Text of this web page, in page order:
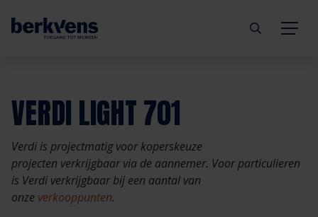
Deuren
Kozijnen
Hang- & sluitwerk
Eengezinswoning
Meergezinswoning
Utiliteitsgebouw
Aannemer
Architect
Projectontwikkelaar
Inbraakwerend
Brandwerend
Geluidwerend
mijndeur.nl
Webshop
Inspiratie
Blog
Organisatie
Duurzaamheid
VERDI LIGHT 701
Verdi is projectmatig voor koperskeuze
projecten verkrijgbaar via de aannemer. Voor particulieren
is Verdi verkrijgbaar bij een aantal van
onze verkooppunten.